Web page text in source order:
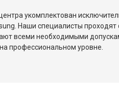
укомплектован
Наши специалисты проходят
всеми необходимыми
профессиональном уровне.